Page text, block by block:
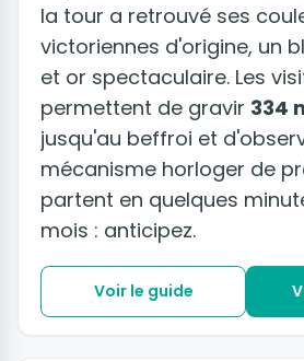
la tour a retrouvé ses
victoriennes d'origine, un
et or spectaculaire. Les
permettent de gravir 334
jusqu'au beffroi et
mécanisme horloger de
partent en quelques
mois : anticipez.
Voir le guide